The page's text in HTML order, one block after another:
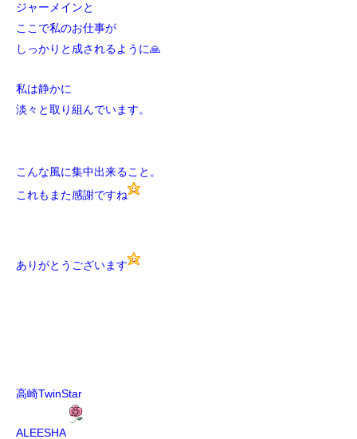
ジャーメインと
ここで私のお仕事が
しっかりと成されるように🙏
私は静かに
淡々と取り組んでいます。
こんな風に集中出来ること。
これもまた感謝ですね
ありがとうございます
高崎TwinStar
ALEESHA